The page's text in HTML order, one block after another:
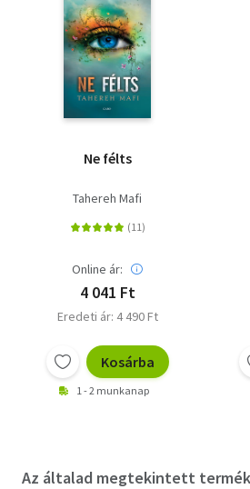
Ne félts
Tahereh Mafi
Online ár:
4 041 Ft
Eredeti ár: 4 490 Ft
Kosárba
1 - 2 munkanap
Az általad megtekintett